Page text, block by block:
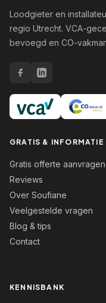
Loodgieter en
regio Utrecht. VCA-
bevoegd en CO-
GRATIS & INFORMATIE
Gratis offerte aanvragen
Reviews
Over Soufiane
Veelgestelde vragen
Blog & tips
Contact
KENNISBANK